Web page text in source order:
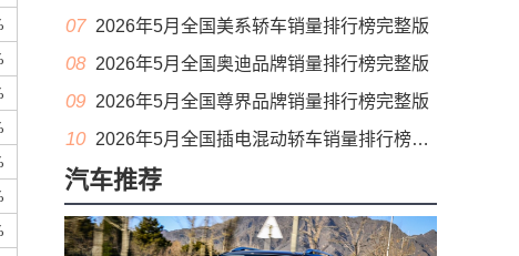
07 2026年5月全国美系轿车销量排行榜完整版
08 2026年5月全国奥迪品牌销量排行榜完整版
09 2026年5月全国尊界品牌销量排行榜完整版
10 2026年5月全国插电混动轿车销量排行榜完整版(出口量
汽车推荐